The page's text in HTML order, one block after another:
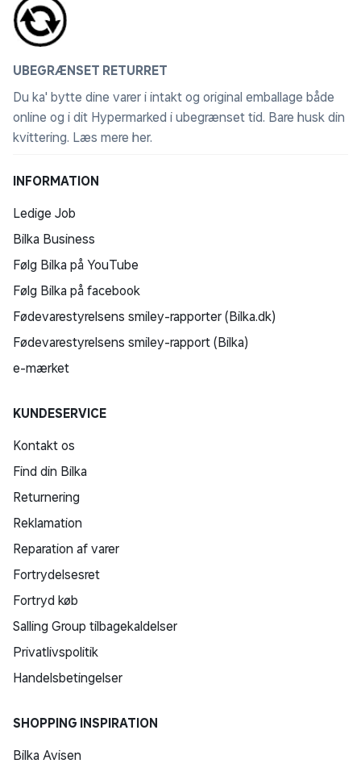
UBEGRÆNSET RETURRET
Du ka' bytte dine varer i intakt og original emballage både
online og i dit Hypermarked i ubegrænset tid. Bare husk din
kvittering. Læs mere her.
INFORMATION
Ledige Job
Bilka Business
Følg Bilka på YouTube
Følg Bilka på facebook
Fødevarestyrelsens smiley-rapporter (Bilka.dk)
Fødevarestyrelsens smiley-rapport (Bilka)
e-mærket
KUNDESERVICE
Kontakt os
Find din Bilka
Returnering
Reklamation
Reparation af varer
Fortrydelsesret
Fortryd køb
Salling Group tilbagekaldelser
Privatlivspolitik
Handelsbetingelser
SHOPPING INSPIRATION
Bilka Avisen